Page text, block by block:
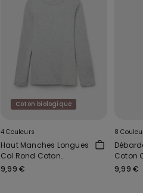
Coton biologique
4 Couleurs
Haut Manches Longues
Col Rond Coton
Biologique Stretch
9,99 €
8
Coton
9,99 €